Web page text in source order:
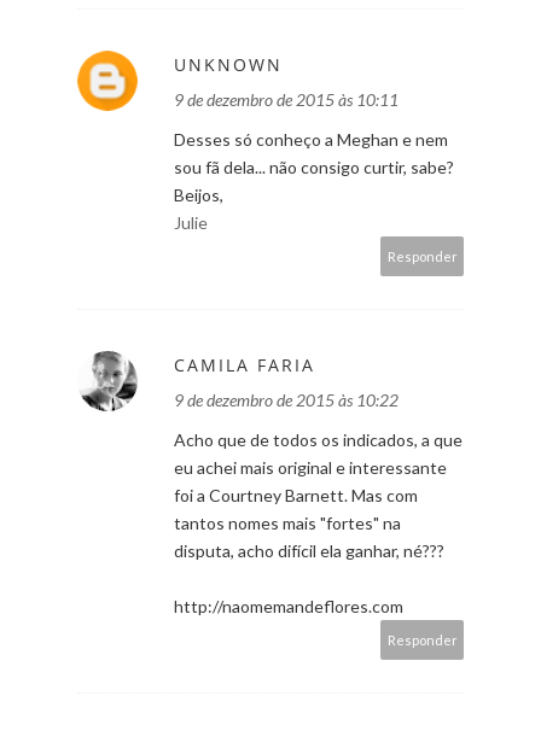
UNKNOWN
9 de dezembro de 2015 às 10:11
Desses só conheço a Meghan e nem
sou fã dela... não consigo curtir, sabe?
Beijos,
Julie
Responder
CAMILA FARIA
9 de dezembro de 2015 às 10:22
Acho que de todos os indicados, a que
eu achei mais original e interessante
foi a Courtney Barnett. Mas com
tantos nomes mais "fortes" na
disputa, acho difícil ela ganhar, né???
http://naomemandeflores.com
Responder